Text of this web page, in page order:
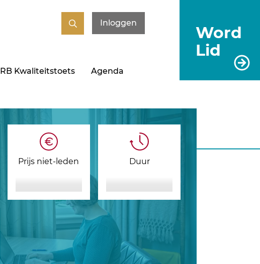
Word
Lid
Inloggen
RB Kwaliteitstoets
Agenda
Prijs niet-leden Duur